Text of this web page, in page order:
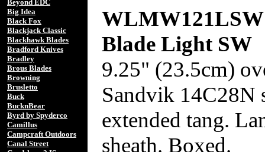
Beyond EDC
Big Idea
Black Fox
Blackjack Classic
Blackhawk Blades
Bradford Knives
Bradley
Brous Blades
Browning
Brusletto
Buck
BucknBear
Byrd by Spyderco
Camillus
Campcraft Outdoors
Canal Street
WLMW121LSW
Blade Light SW
9.25" (23.5cm)
Sandvik 14C28N
extended tang.
sheath. Boxed.